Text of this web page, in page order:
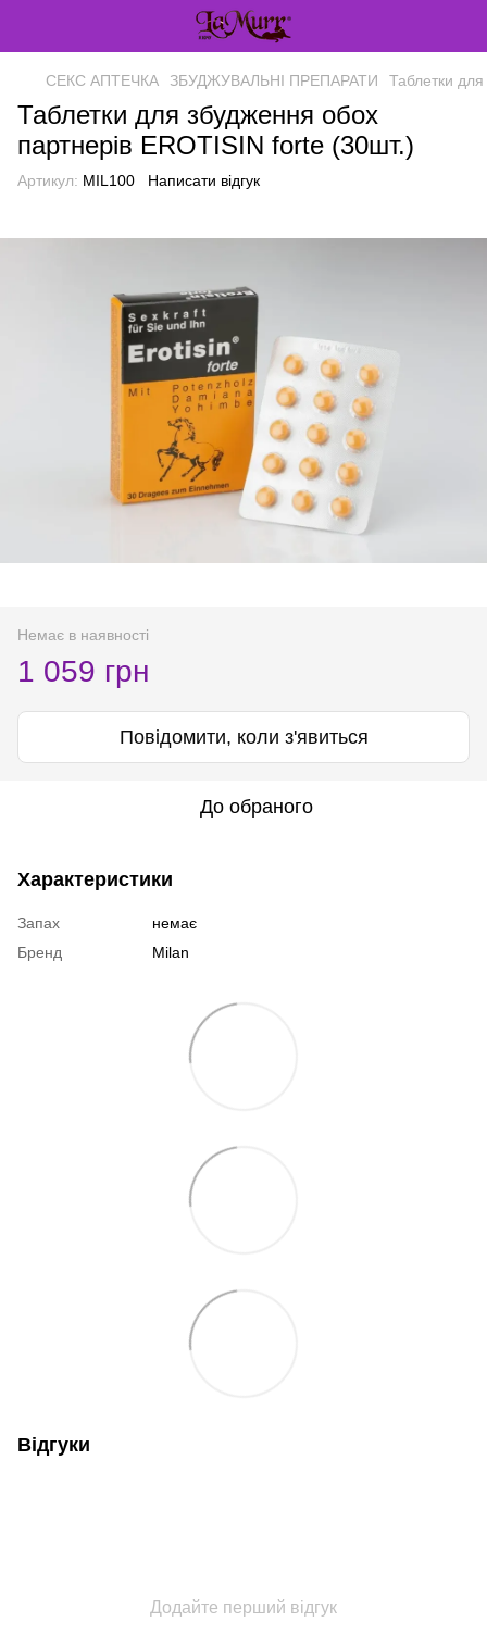
СЕКС АПТЕЧКА ЗБУДЖУВАЛЬНІ ПРЕПАРАТИ Таблетки
Таблетки для збудження обох
партнерів EROTISIN forte (30шт.)
Артикул: MIL100 Написати відгук
Немає в наявності
1 059 грн
Повідомити, коли з'явиться
До обраного
Характеристики
Запах
немає
Бренд
Milan
Відгуки
Додайте перший відгук